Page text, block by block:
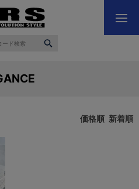
価格順 新着順